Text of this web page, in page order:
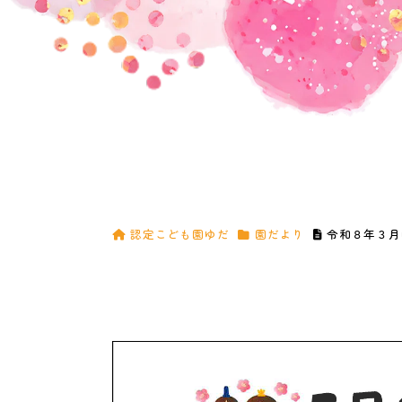
認定こども園ゆだ 園だより 令和８年３